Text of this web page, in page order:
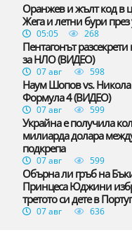
Оранжев и жълт код в
Жега и летни бури
05:05 268
Пентагонът
за НЛО (ВИДЕО)
07 авг 598
Наум Шопов vs.
Формула 4 (ВИДЕО)
07 авг 599
Украйна е получила
милиарда долара
подкрепа
07 авг 599
Обърна ли гръб на
Принцеса Юджини
третото си дете в
07 авг 636